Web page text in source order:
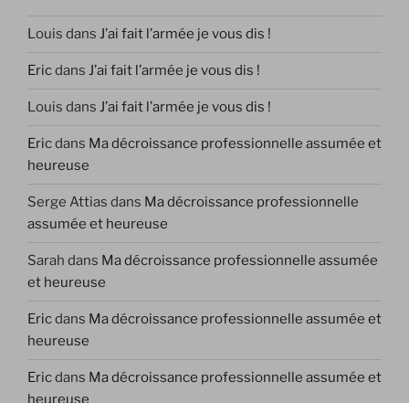
Louis dans J’ai fait l’armée je vous dis !
Ericdans J’ai fait l’armée je vous dis !
Louis dans J’ai fait l’armée je vous dis !
Ericdans Ma décroissance professionnelle assumée et
heureuse
Serge Attias dans Ma décroissance professionnelle
assumée et heureuse
Sarah dans Ma décroissance professionnelle assumée
et heureuse
Ericdans Ma décroissance professionnelle assumée et
heureuse
Ericdans Ma décroissance professionnelle assumée et
heureuse